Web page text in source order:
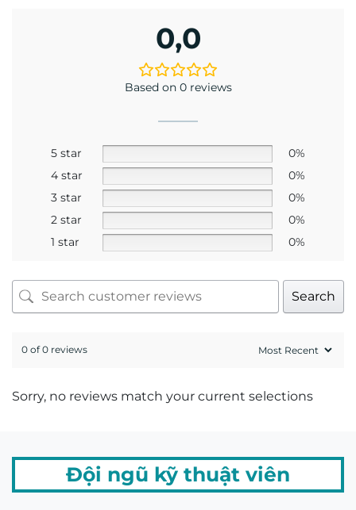
Mr. Hứa Hoàng Khải
Kỹ thuật viên khúc xạ Hứa Hoàng Khải có trên
20 năm kinh nghiệm về đo khúc xạ và mài lắp
GIẤY CHỨNG NHẬN MẮT KÍNH
CHÍNH HÃNG
Sản phẩm liên quan